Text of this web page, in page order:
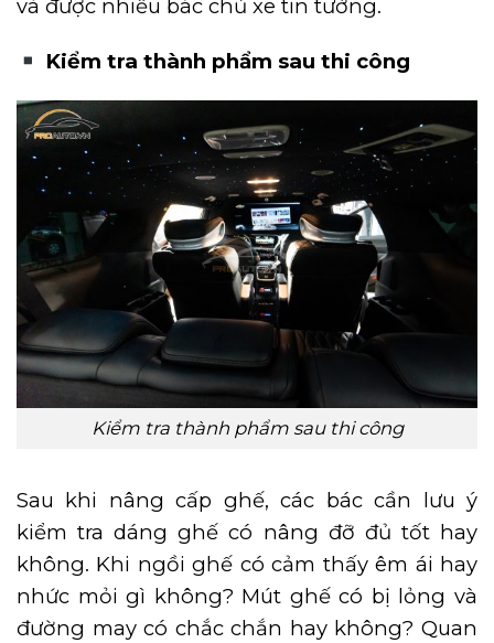
và được nhiều bác chủ xe tin tưởng.
Kiểm tra thành phẩm sau thi công
Kiểm tra thành phẩm sau thi công
Sau khi nâng cấp ghế, các bác cần lưu ý
kiểm tra dáng ghế có nâng đỡ đủ tốt hay
không. Khi ngồi ghế có cảm thấy êm ái hay
nhức mỏi gì không? Mút ghế có bị lỏng và
đường may có chắc chắn hay không? Quan